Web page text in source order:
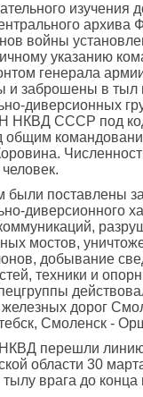
изучения
архива
войны
указанию
генерала
и заброшены в тыл
диверсионных
НКВД СССР под
общим
были поставлены
диверсионного
мостов,
добывание
техники и
дорог
Смоленск -
перешли
области 30
врага до конца